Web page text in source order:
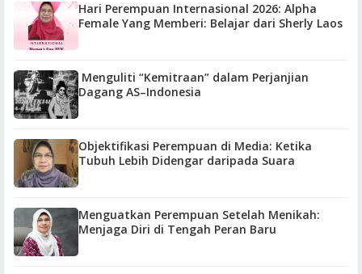
Hari Perempuan Internasional 2026: Alpha
Female Yang Memberi: Belajar dari Sherly Laos
Menguliti “Kemitraan” dalam Perjanjian
Dagang AS–Indonesia
Objektifikasi Perempuan di Media: Ketika
Tubuh Lebih Didengar daripada Suara
Menguatkan Perempuan Setelah Menikah:
Menjaga Diri di Tengah Peran Baru